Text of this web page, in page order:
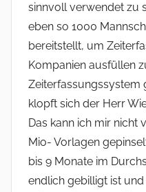
sinnvoll verwendet zu
eben so 1000
bereitstellt, um
Kompanien ausfüllen
Zeiterfassungssystem
klopft sich der Herr
Das kann ich mir nicht
Mio- Vorlagen
bis 9 Monate im
endlich gebilligt ist